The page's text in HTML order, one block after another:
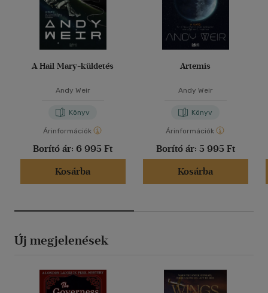
A Hail Mary-küldetés
Andy Weir
Könyv
Árinformációk
Borító ár: 6 995 Ft
Kosárba
Artemis
Andy Weir
Könyv
Árinformációk
Borító ár: 5 995 Ft
Kosárba
Új megjelenések